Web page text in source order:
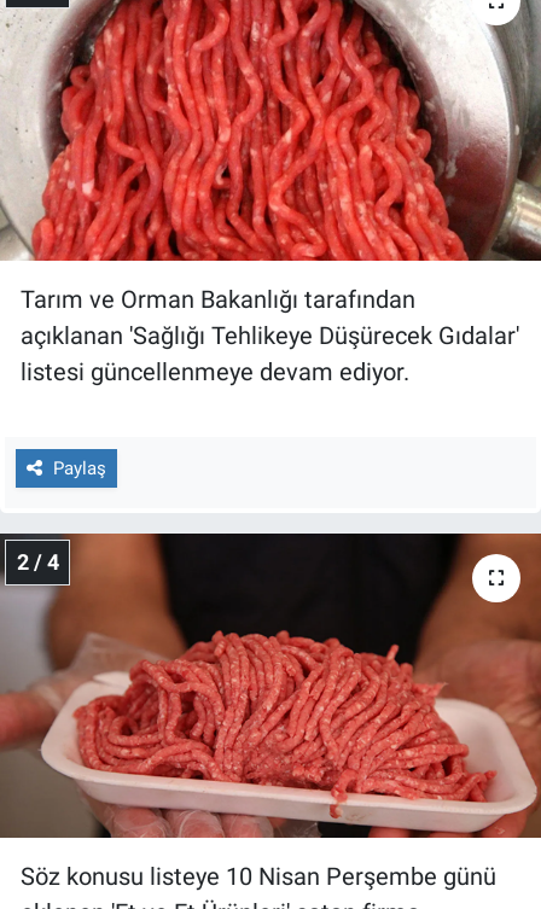
Tarım ve Orman Bakanlığı tarafından
açıklanan 'Sağlığı Tehlikeye Düşürecek Gıdalar'
listesi güncellenmeye devam ediyor.
Paylaş
2 / 4
Söz konusu listeye 10 Nisan Perşembe günü
Gündem Özel
Günün görüntüsü
Haber
İlan
Kimdir
Koronavirüs
Ne demişti
Programlar
Sağlık
Spor